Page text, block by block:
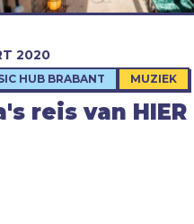
reis van
2020
HUB BRABANT MUZIEK